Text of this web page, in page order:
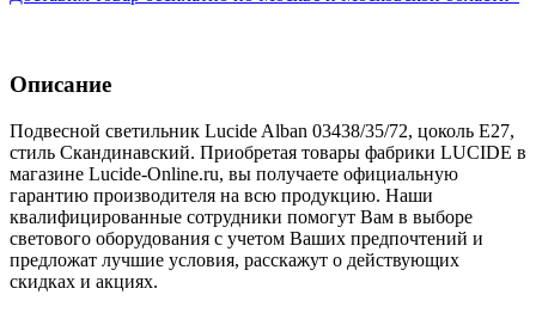
Описание
Подвесной светильник Lucide Alban 03438/35/72, цоколь E27,
стиль Скандинавский. Приобретая товары фабрики LUCIDE в
магазине Lucide-Online.ru, вы получаете официальную
гарантию производителя на всю продукцию. Наши
квалифицированные сотрудники помогут Вам в выборе
светового оборудования с учетом Ваших предпочтений и
предложат лучшие условия, расскажут о действующих
скидках и акциях.